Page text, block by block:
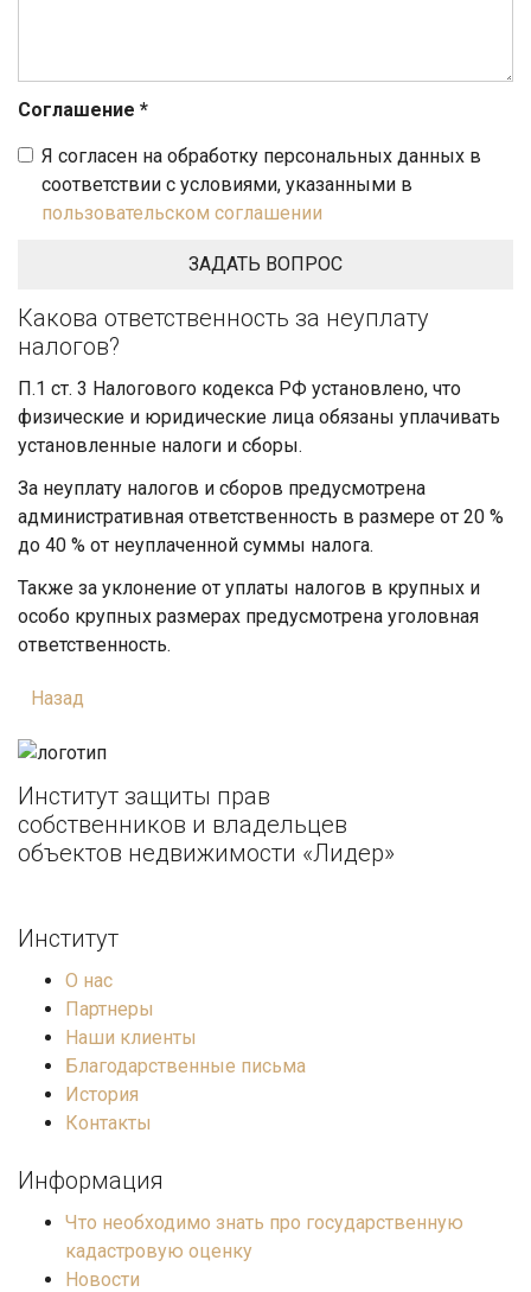
Соглашение *
Я согласен на обработку персональных данных в
соответствии с условиями, указанными в
пользовательском соглашении
Какова ответственность за неуплату
налогов?
П.1 ст. 3 Налогового кодекса РФ установлено, что
физические и юридические лица обязаны уплачивать
установленные налоги и сборы.
За неуплату налогов и сборов предусмотрена
административная ответственность в размере от 20 %
до 40 % от неуплаченной суммы налога.
Также за уклонение от уплаты налогов в крупных и
особо крупных размерах предусмотрена уголовная
ответственность.
Назад
Институт защиты прав
собственников и владельцев
объектов недвижимости «Лидер»
Институт
О нас
Партнеры
Наши клиенты
Благодарственные письма
История
Контакты
Информация
Что необходимо знать про государственную
кадастровую оценку
Новости